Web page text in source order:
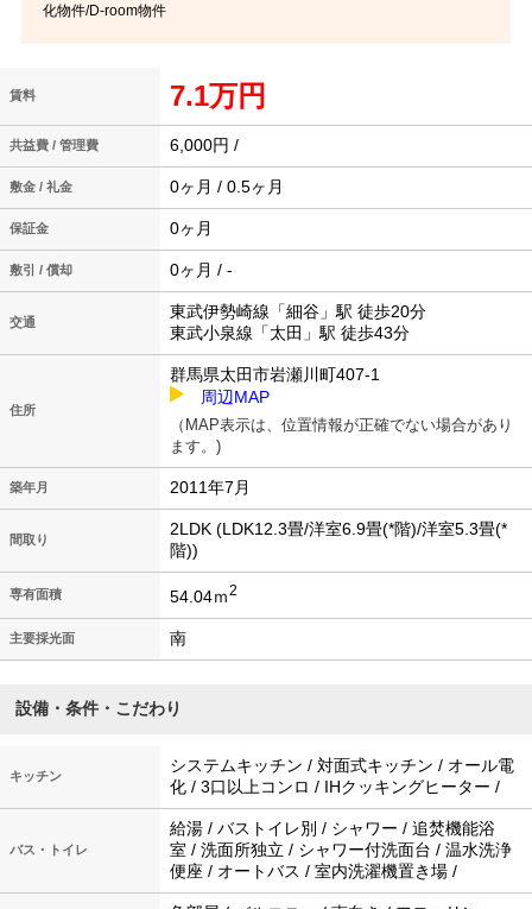
化物件/D-room物件
賃料 7.1万円
共益費 / 管理費 6,000円 /
敷金 / 礼金 0ヶ月 / 0.5ヶ月
保証金 0ヶ月
敷引 / 償却 0ヶ月 / -
交通
東武伊勢崎線「細谷」駅 徒歩20分
東武小泉線「太田」駅 徒歩43分
住所
群馬県太田市岩瀬川町407-1
周辺MAP
（MAP表示は、位置情報が正確でない場合があり
ます。)
築年月 2011年7月
間取り
2LDK (LDK12.3畳/洋室6.9畳(*階)/洋室5.3畳(*
階))
専有面積 54.04ｍ2
主要採光面 南
設備・条件・こだわり
キッチン
システムキッチン / 対面式キッチン / オール電
化 / 3口以上コンロ / IHクッキングヒーター /
バス・トイレ
給湯 / バストイレ別 / シャワー / 追焚機能浴
室 / 洗面所独立 / シャワー付洗面台 / 温水洗浄
便座 / オートバス / 室内洗濯機置き場 /